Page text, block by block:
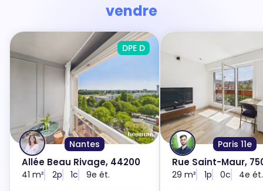
vendre
Nantes
DPE D
Allée Beau Rivage, 44200
41 m² 2p 1c 9e ét.
Paris 11e
Rue Saint-Maur,
29 m² 1p 0c 4e ét.